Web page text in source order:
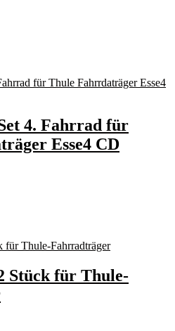
4. Fahrrad für
Esse4 CD
Stück für Thule-